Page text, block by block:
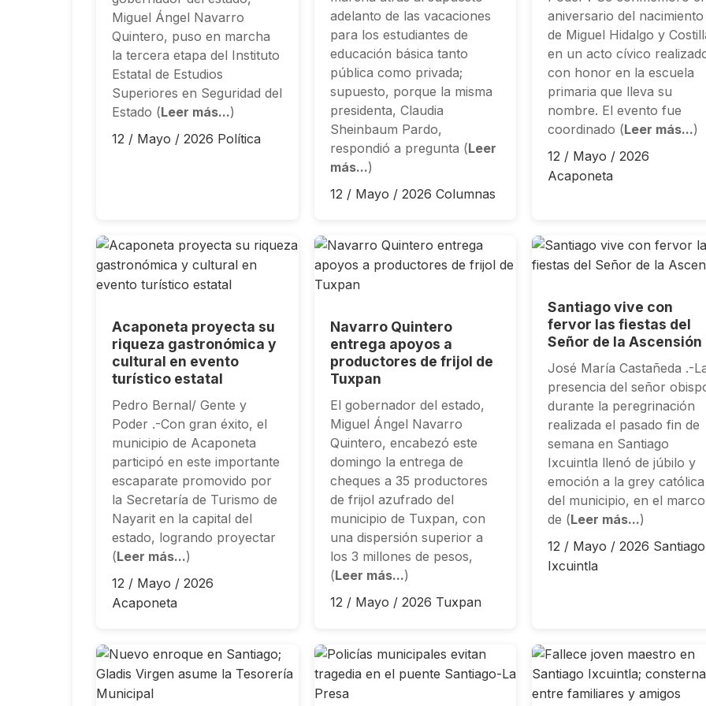
Miguel Ángel Navarro
Quintero, puso en marcha
la tercera etapa del Instituto
Estatal de Estudios
Superiores en Seguridad del
Estado (Leer más...)
12 / Mayo / 2026 Política
adelanto de las vacaciones
para los estudiantes de
educación básica tanto
pública como privada;
supuesto, porque la misma
presidenta, Claudia
Sheinbaum Pardo,
respondió a pregunta (Leer
más...)
12 / Mayo / 2026 Columnas
aniversario del nacimiento
de Miguel Hidalgo y
en un acto cívico
con honor en la escuela
primaria que lleva su
nombre. El evento fue
coordinado (Leer más...)
12 / Mayo / 2026
Acaponeta
Acaponeta proyecta su
riqueza gastronómica y
cultural en evento
turístico estatal
Pedro Bernal/ Gente y
Poder .-Con gran éxito, el
municipio de Acaponeta
participó en este importante
escaparate promovido por
la Secretaría de Turismo de
Nayarit en la capital del
estado, logrando proyectar
(Leer más...)
12 / Mayo / 2026
Acaponeta
Navarro Quintero
entrega apoyos a
productores de frijol de
Tuxpan
El gobernador del estado,
Miguel Ángel Navarro
Quintero, encabezó este
domingo la entrega de
cheques a 35 productores
de frijol azufrado del
municipio de Tuxpan, con
una dispersión superior a
los 3 millones de pesos,
(Leer más...)
12 / Mayo / 2026 Tuxpan
Santiago vive con
fervor las fiestas del
Señor de la Ascensión
José María Castañeda .-
presencia del señor
durante la peregrinación
realizada el pasado fin de
semana en Santiago
Ixcuintla llenó de júbilo y
emoción a la grey católica
del municipio, en el marco
de (Leer más...)
12 / Mayo / 2026 Santiago
Ixcuintla